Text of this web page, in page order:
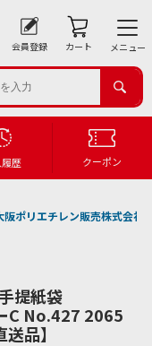
会員登録 カート メニュー
歴 クーポン
阪ポリエチレン販売株式会
提紙袋
No.427 2065
品】